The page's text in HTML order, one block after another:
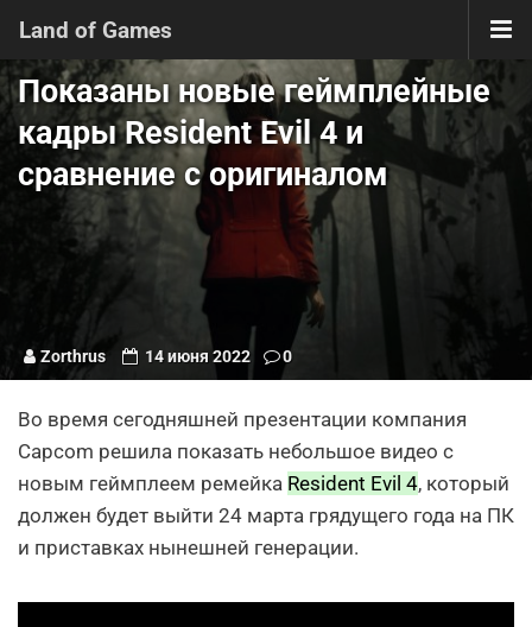
Land of Games
Показаны новые геймплейные
кадры Resident Evil 4 и
сравнение с оригиналом
Zorthrus 14 июня 2022 0
Во время сегодняшней презентации компания
Capcom решила показать небольшое видео с
новым геймплеем ремейка Resident Evil 4, который
должен будет выйти 24 марта грядущего года на ПК
и приставках нынешней генерации.